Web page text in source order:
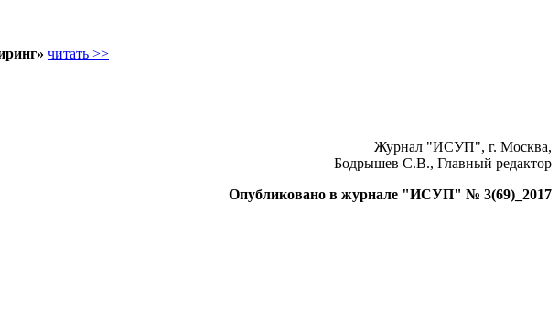
читать >>
Журнал "ИСУП", г. Москва,
Бодрышев С.В., Главный редактор
Опубликовано в журнале "ИСУП" № 3(69)_2017